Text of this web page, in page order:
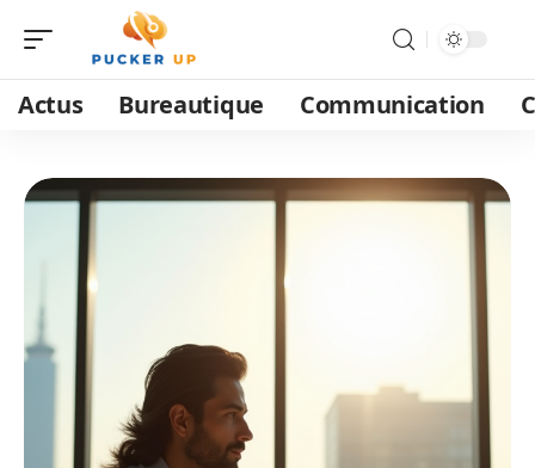
Actus Bureautique Communication